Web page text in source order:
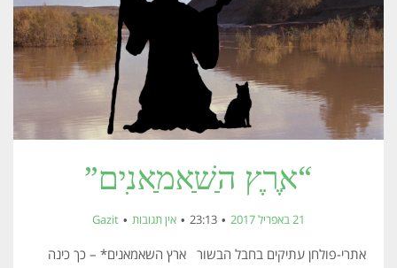
“אֶרֶץ הַשַׁאמַאנִים”
21 באפריל 2017 23:13 אין תגובות Gazit
אתרי-פולחן עתיקים בחבל הבשור ארץ השאמאנים* – כך כינה